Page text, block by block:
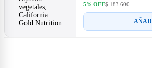
5% OFF$ 183.600